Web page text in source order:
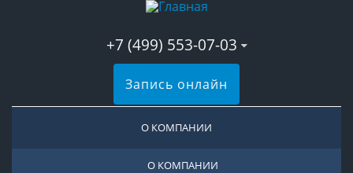
+7 (499) 553-07-03
Запись онлайн
О КОМПАНИИ
О КОМПАНИИ